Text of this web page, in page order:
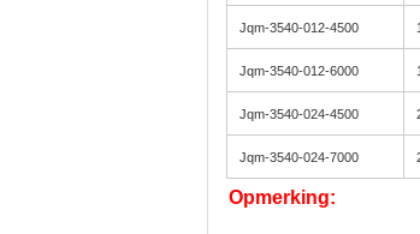
Jqm-3540-012-4500
Jqm-3540-012-6000
Jqm-3540-024-4500
Jqm-3540-024-7000
Opmerking: